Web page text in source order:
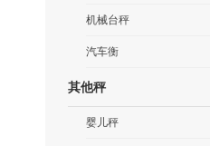
机械台秤
汽车衡
其他秤
婴儿秤